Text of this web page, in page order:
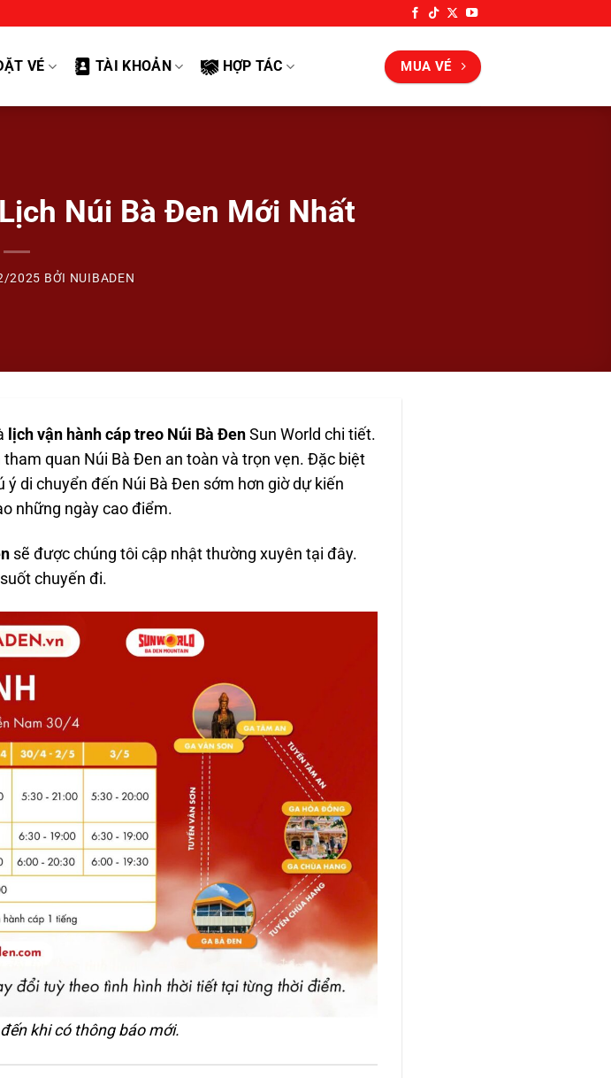
VÉ TÀI KHOẢN HỢP TÁC MUA VÉ
Núi Bà Đen Mới Nhất
2025 BỞI NUIBADEN
lịch vận hành cáp treo Núi Bà ĐenSun World chi tiết.
quan Núi Bà Đen an toàn và trọn vẹn. Đặc biệt
di chuyển đến Núi Bà Đen sớm hơn giờ dự kiến
những ngày cao điểm.
sẽ được chúng tôi cập nhật thường xuyên tại đây.
chuyến đi.
khi có thông báo mới.